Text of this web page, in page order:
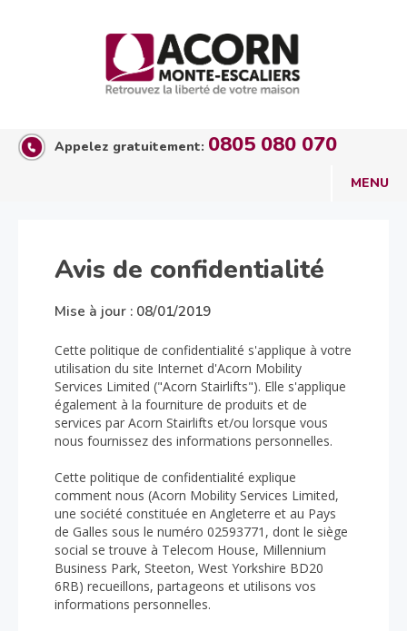
Appelez gratuitement: 0805 080 070
Avis de confidentialité
Mise à jour : 08/01/2019
Cette politique de confidentialité s'applique à votre
utilisation du site Internet d'Acorn Mobility
Services Limited ("Acorn Stairlifts"). Elle s'applique
également à la fourniture de produits et de
services par Acorn Stairlifts et/ou lorsque vous
nous fournissez des informations personnelles.
Cette politique de confidentialité explique
comment nous (Acorn Mobility Services Limited,
une société constituée en Angleterre et au Pays
de Galles sous le numéro 02593771, dont le siège
social se trouve à Telecom House, Millennium
Business Park, Steeton, West Yorkshire BD20
6RB) recueillons, partageons et utilisons vos
informations personnelles.